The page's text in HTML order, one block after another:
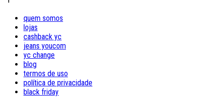
quem somos
lojas
cashback yc
jeans youcom
yc change
blog
termos de uso
política de privacidade
black friday